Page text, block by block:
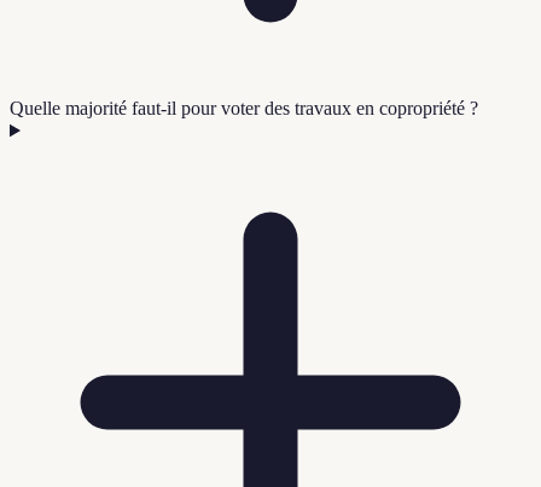
Quelle majorité faut-il pour voter des travaux en copropriété ?